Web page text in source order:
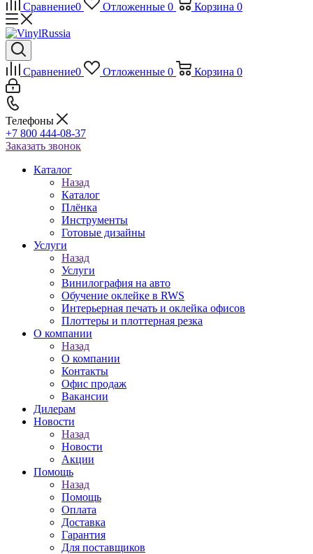
Сравнение0 Отложенные 0 Корзина 0
Сравнение0 Отложенные 0 Корзина 0
Телефоны
+7 800 444-08-37
Заказать звонок
Каталог
Назад
Каталог
Плёнка
Инструменты
Готовые дизайны
Услуги
Назад
Услуги
Винилография на авто
Обучение оклейке в RWS
Интерьерная печать и оклейка офисов
Плоттеры и плоттерная резка
О компании
Назад
О компании
Контакты
Офис продаж
Вакансии
Дилерам
Новости
Назад
Новости
Акции
Помощь
Назад
Помощь
Оплата
Доставка
Гарантия
Для поставщиков